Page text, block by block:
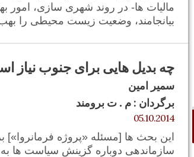
مالیات ها- در روند شهری سازی، امور
بیانجامند، وضعیت زیست محیطی را
چه بدیل هایی برای جنوب نیاز
سمیر امین
برگردان : م . ت برومند
05.10.2014
این بحث ها [مسئله «پروژه
سازماندهی دوباره گزینش سیاست ها